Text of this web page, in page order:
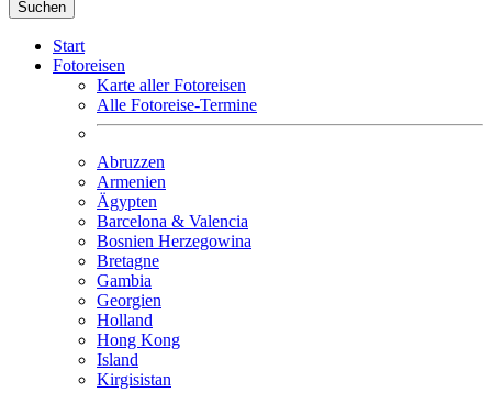
Start
Fotoreisen
Karte aller Fotoreisen
Alle Fotoreise-Termine
Abruzzen
Armenien
Ägypten
Barcelona & Valencia
Bosnien Herzegowina
Bretagne
Gambia
Georgien
Holland
Hong Kong
Island
Kirgisistan